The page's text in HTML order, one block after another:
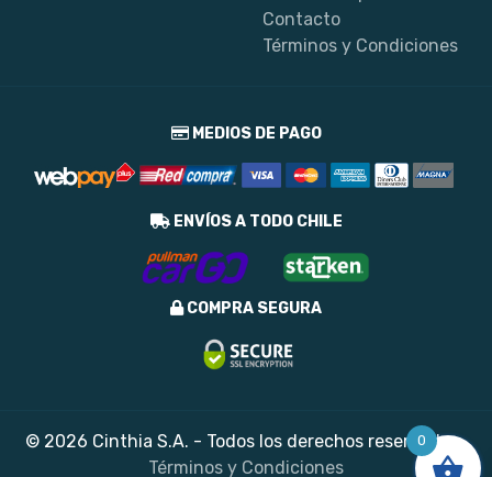
Contacto
Términos y Condiciones
MEDIOS DE PAGO
ENVÍOS A TODO CHILE
COMPRA SEGURA
© 2026 Cinthia S.A. - Todos los derechos reservados
Términos y Condiciones
0